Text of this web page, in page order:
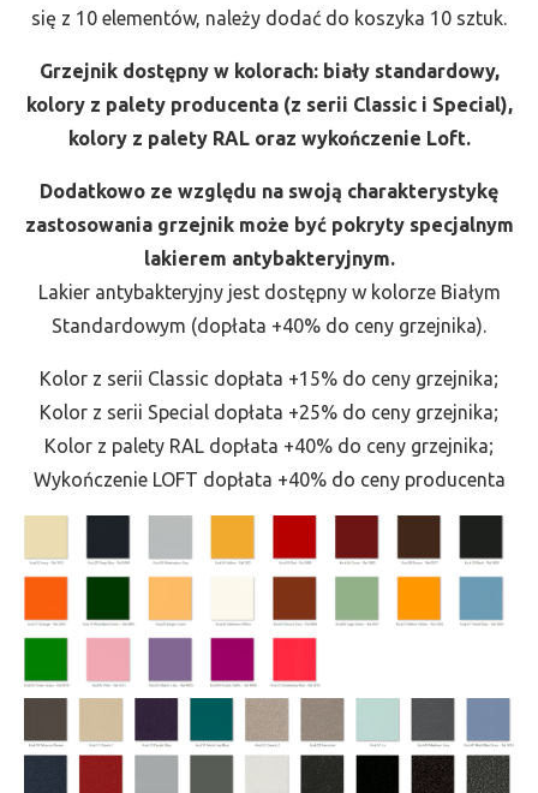
się z 10 elementów, należy dodać do koszyka 10 sztuk.
Grzejnik dostępny w kolorach: biały standardowy,
kolory z palety producenta (z serii Classic i Special),
kolory z palety RAL oraz wykończenie Loft.
Dodatkowo ze względu na swoją charakterystykę
zastosowania grzejnik może być pokryty specjalnym
lakierem antybakteryjnym.
Lakier antybakteryjny jest dostępny w kolorze Białym
Standardowym (dopłata +40% do ceny grzejnika).
Kolor z serii Classic dopłata +15% do ceny grzejnika;
Kolor z serii Special dopłata +25% do ceny grzejnika;
Kolor z palety RAL dopłata +40% do ceny grzejnika;
Wykończenie LOFT dopłata +40% do ceny producenta